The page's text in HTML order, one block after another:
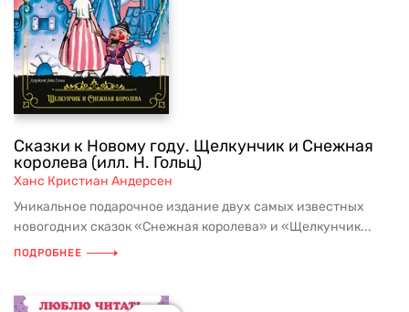
Сказки к Новому году. Щелкунчик и Снежная
королева (илл. Н. Гольц)
Ханс Кристиан Андерсен
Уникальное подарочное издание двух самых известных
новогодних сказок «Снежная королева» и «Щелкунчик...
ПОДРОБНЕЕ